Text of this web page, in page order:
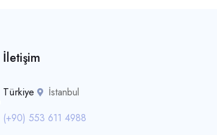
İletişim
Türkiye
İstanbul
(+90) 553 611 4988